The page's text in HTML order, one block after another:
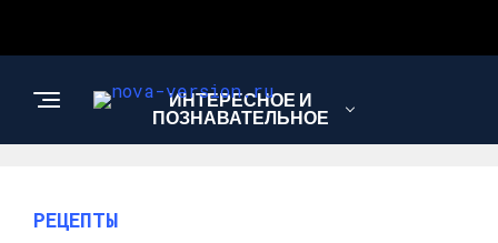
ИНТЕРЕСНОЕ И
ПОЗНАВАТЕЛЬНОЕ
РЕЦЕПТЫ